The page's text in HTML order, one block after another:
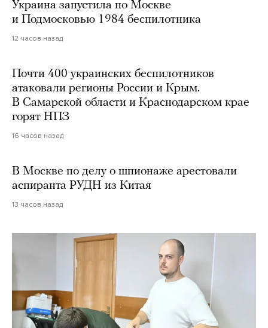
Украина запустила по Москве
и Подмосковью 1984 беспилотника
12 часов назад
Почти 400 украинских беспилотников
атаковали регионы России и Крым.
В Самарской области и Краснодарском крае
горят НПЗ
16 часов назад
В Москве по делу о шпионаже арестовали
аспиранта РУДН из Китая
13 часов назад